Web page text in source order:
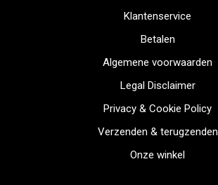
Klantenservice
Betalen
Algemene voorwaarden
Legal Disclaimer
Privacy & Cookie Policy
Verzenden & terugzenden
Onze winkel